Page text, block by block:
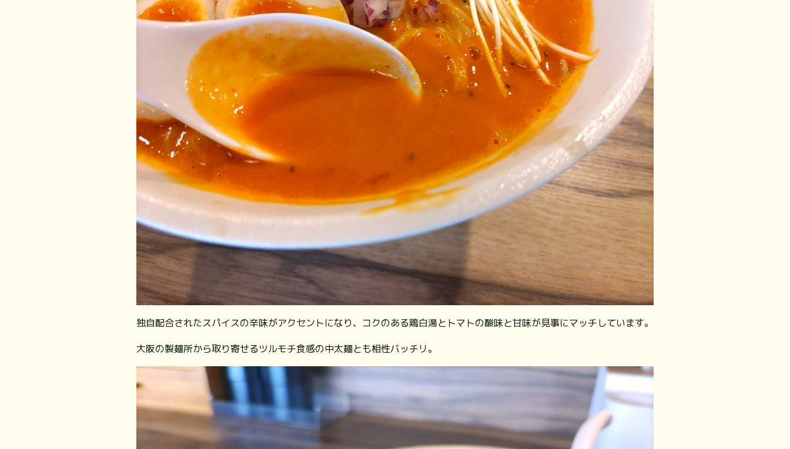
独自配合されたスパイスの辛味がアクセントになり、コクのある鶏白湯とトマトの酸味と甘味が見事にマッチしています。
大阪の製麺所から取り寄せるツルモチ食感の中太麺とも相性バッチリ。